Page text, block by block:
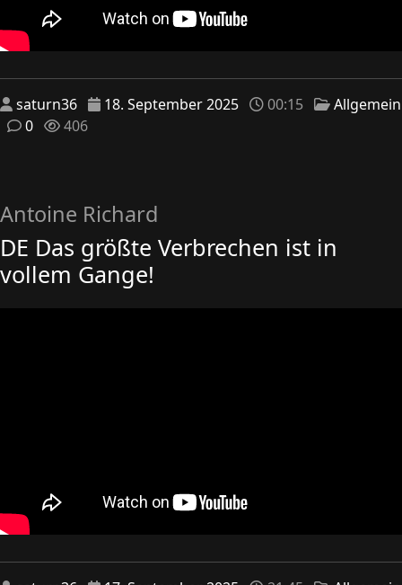
saturn36 18. September 2025 00:15
Allgemein
0
406
Antoine Richard
DE Das größte Verbrechen ist in
vollem Gange!